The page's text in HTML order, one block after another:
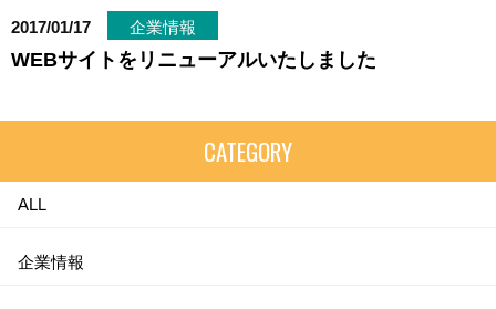
2017/01/17 企業情報
WEBサイトをリニューアルいたしました
CATEGORY
ALL
企業情報